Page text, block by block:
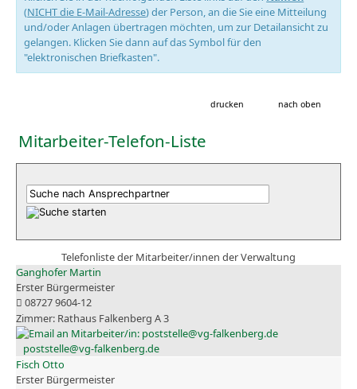
(NICHT die E-Mail-Adresse) der Person, an die Sie eine Mitteilung
und/oder Anlagen übertragen möchten, um zur Detailansicht zu
gelangen. Klicken Sie dann auf das Symbol für den
"elektronischen Briefkasten".
drucken nach oben
Mitarbeiter-Telefon-Liste
Telefonliste der Mitarbeiter/innen der Verwaltung
Ganghofer Martin
Erster Bürgermeister
08727 9604-12
Rathaus Falkenberg A 3
poststelle@vg-falkenberg.de
Fisch Otto
Erster Bürgermeister